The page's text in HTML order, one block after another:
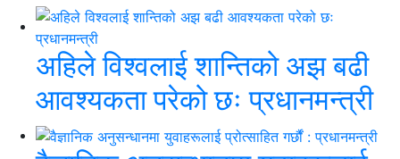
अहिले विश्वलाई शान्तिको अझ बढी
आवश्यकता परेको छः प्रधानमन्त्री